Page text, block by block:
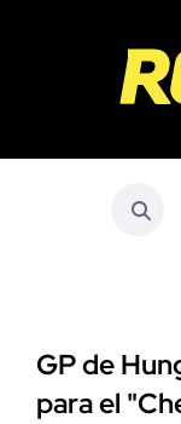
GP de
para el